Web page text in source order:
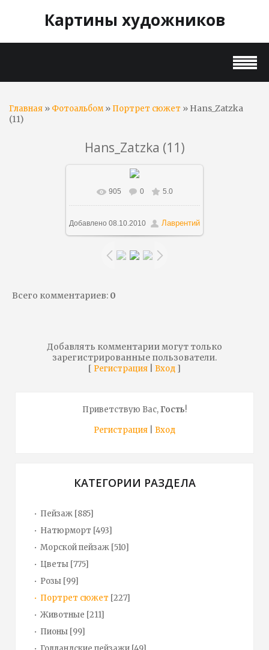
Картины художников
Главная » Фотоальбом» Портрет сюжет » Hans_Zatzka
(11)
Hans_Zatzka (11)
В реальном размере 634x448
116.1Kb
905 0 5.0
Добавлено 08.10.2010 Лаврентий
Всего комментариев: 0
Добавлять комментарии могут только
зарегистрированные пользователи.
[ Регистрация Вход ]
Приветствую Вас,Гость!
Регистрация
Вход
КАТЕГОРИИ РАЗДЕЛА
Пейзаж [885]
Натюрморт [493]
Морской пейзаж [510]
Цветы [775]
Розы [99]
Портрет сюжет [227]
Животные [211]
Пионы [99]